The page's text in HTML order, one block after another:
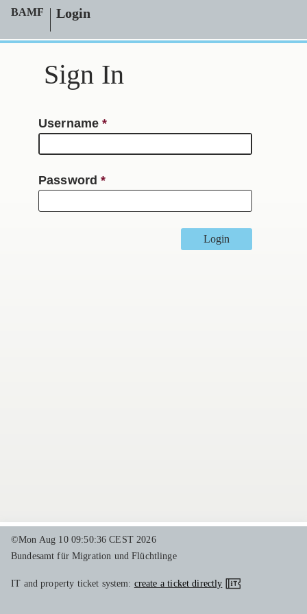
BAMF Login
Sign In
Username
Password
Login
©Mon Aug 10 09:50:36 CEST 2026
Bundesamt für Migration und Flüchtlinge
IT and property ticket system: create a ticket directly